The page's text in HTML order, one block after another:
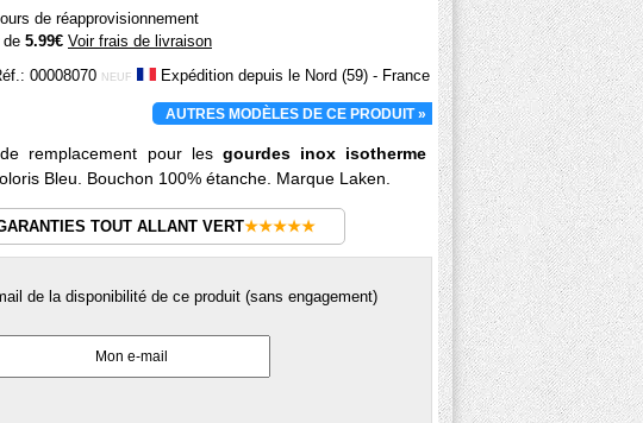
de réapprovisionnement
de 5.99€ Voir frais de livraison
00008070
NEUF Expédition depuis le Nord (59) - France
AUTRES MODÈLES DE CE PRODUIT »
remplacement pour les gourdes inox isotherme
Bleu. Bouchon 100% étanche. Marque Laken.
TOUT ALLANT VERT★★★★★
de la disponibilité de ce produit (sans engagement)